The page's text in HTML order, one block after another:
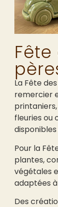
La Fête
remercier
fleuries ou
Pour la
plantes,
végétales
adaptées
Des